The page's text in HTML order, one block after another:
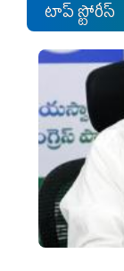
టాప్ స్టోరీస్